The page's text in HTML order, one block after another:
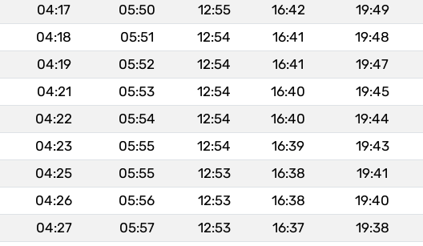
04:17 05:50 12:55 16:42 19:49
04:18 05:51 12:54 16:41 19:48
04:19 05:52 12:54 16:41 19:47
04:21 05:53 12:54 16:40 19:45
04:22 05:54 12:54 16:40 19:44
04:23 05:55 12:54 16:39 19:43
04:25 05:55 12:53 16:38 19:41
04:26 05:56 12:53 16:38 19:40
04:27 05:57 12:53 16:37 19:38